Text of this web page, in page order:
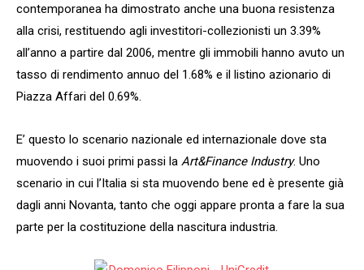
contemporanea ha dimostrato anche una buona resistenza
alla crisi, restituendo agli investitori-collezionisti un 3.39%
all’anno a partire dal 2006, mentre gli immobili hanno avuto un
tasso di rendimento annuo del 1.68% e il listino azionario di
Piazza Affari del 0.69%.
E’ questo lo scenario nazionale ed internazionale dove sta
muovendo i suoi primi passi la Art&Finance Industry. Uno
scenario in cui l’Italia si sta muovendo bene ed è presente già
dagli anni Novanta, tanto che oggi appare pronta a fare la sua
parte per la costituzione della nascitura industria.